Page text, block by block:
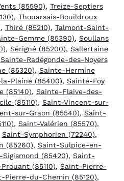
(85590), Treize-Septiers
, Thouarsais-Bouildroux
, Thiré (85210), Talmont-Saint-
Gemme (85390), Soullans
, Sérigné (85200), Sallertaine
Sainte-Radégonde-des-Noyers
(85320), Sainte-Hermine
Plaine (85400), Sainte-Foy
(85140), Sainte-Flaive-des-
(85110), Saint-Vincent-sur-
sur-Graon (85540), Saint-
, Saint-Valérien (85570),
Saint-Symphorien (72240),
(85260), Saint-Sulpice-en-
Sigismond (85420), Saint-
(85110), Saint-Pierre-
Pierre-du-Chemin (85120),